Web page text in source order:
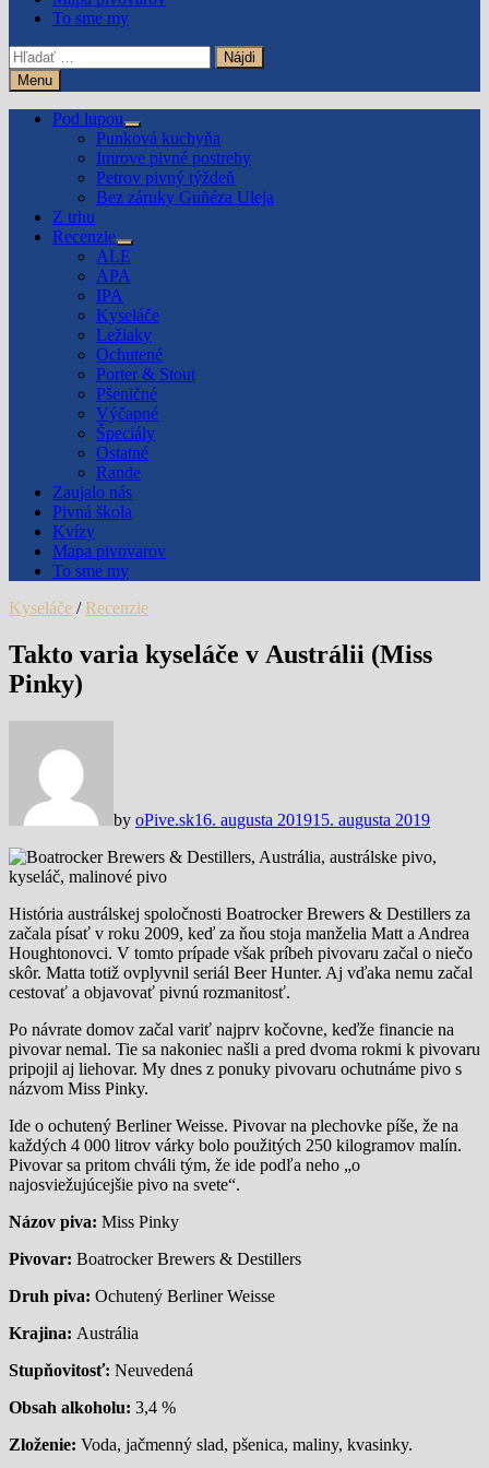
To sme my
Hľadať:
Menu
Pod lupou
Show
sub
menu
Punková kuchyňa
Imrove pivné postrehy
Petrov pivný týždeň
Bez záruky Guñéza Uleja
Z trhu
Recenzie
Show
sub
menu
ALE
APA
IPA
Kyseláče
Ležiaky
Ochutené
Porter & Stout
Pšeničné
Výčapné
Špeciály
Ostatné
Rande
Zaujalo nás
Pivná škola
Kvízy
Mapa pivovarov
To sme my
Kyseláče / Recenzie
Takto varia kyseláče v Austrálii (Miss
Pinky)
by oPive.sk16. augusta 201915. augusta 2019
História austrálskej spoločnosti Boatrocker Brewers & Destillers za
začala písať v roku 2009, keď za ňou stoja manželia Matt a Andrea
Houghtonovci. V tomto prípade však príbeh pivovaru začal o niečo
skôr. Matta totiž ovplyvnil seriál Beer Hunter. Aj vďaka nemu začal
cestovať a objavovať pivnú rozmanitosť.
Po návrate domov začal variť najprv kočovne, keďže financie na
pivovar nemal. Tie sa nakoniec našli a pred dvoma rokmi k pivovaru
pripojil aj liehovar. My dnes z ponuky pivovaru ochutnáme pivo s
názvom Miss Pinky.
Ide o ochutený Berliner Weisse. Pivovar na plechovke píše, že na
každých 4 000 litrov várky bolo použitých 250 kilogramov malín.
Pivovar sa pritom chváli tým, že ide podľa neho „o
najosviežujúcejšie pivo na svete“.
Názov piva: Miss Pinky
Pivovar: Boatrocker Brewers & Destillers
Druh piva: Ochutený Berliner Weisse
Krajina: Austrália
Stupňovitosť: Neuvedená
Obsah alkoholu: 3,4 %
Zloženie: Voda, jačmenný slad, pšenica, maliny, kvasinky.